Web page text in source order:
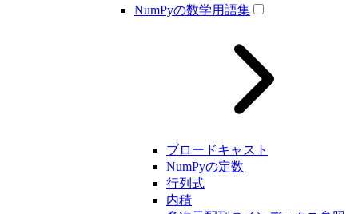
NumPyの数学用語集
ブロードキャスト
NumPyの定数
行列式
内積